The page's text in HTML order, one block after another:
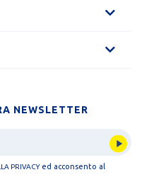
NEWSLETTER
PRIVACYed acconsento al